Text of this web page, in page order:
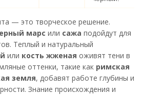
— это творческое решение.
марс или сажа подойдут для
Теплый и натуральный
или кость жженая оживят тени в
оттенки, такие как римская
земля, добавят работе глубины и
Знание происхождения и